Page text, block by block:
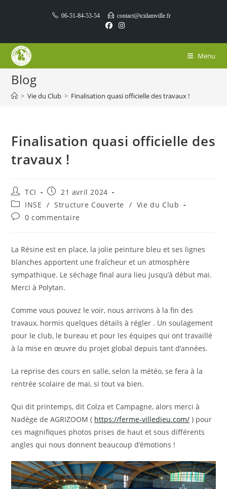
06-51-84-53-54 contact@tcidamville.fr
Menu
Blog
> Vie du Club > Finalisation quasi officielle des travaux !
Finalisation quasi officielle des
travaux !
Auteur/autrice
de
la
publication :
TCI
Publication
publiée :
21 avril 2024
Post
category:
INSE / Structure Couverte / Vie du Club
Commentaires
publication :
0 commentaire
La Résine est en place, la jolie peinture bleu et ses lignes
blanches apportent une fraîcheur et un atmosphère
sympathique. Le séchage final aura lieu jusqu’à début mai.
Merci à Polytan.
Comme vous pouvez le voir, nous arrivons à la fin des
travaux, hormis quelques détails à régler . Un soulagement
pour le club, le bureau et pour les équipes qui ont travaillé
à la mise en œuvre du projet global depuis tant d’années.
La reprise des cours en salle, selon la météo, se fera à la
rentrée scolaire de mai, si tout va bien.
Qui dit printemps, dit Colza et Campagne, alors merci à
Nadège de AGRIZOOM ( https://ferme-villedieu.com/ ) pour
ces magnifiques photos prises de haut et sous différents
angles qui nous donnent beaucoup d’émotions !